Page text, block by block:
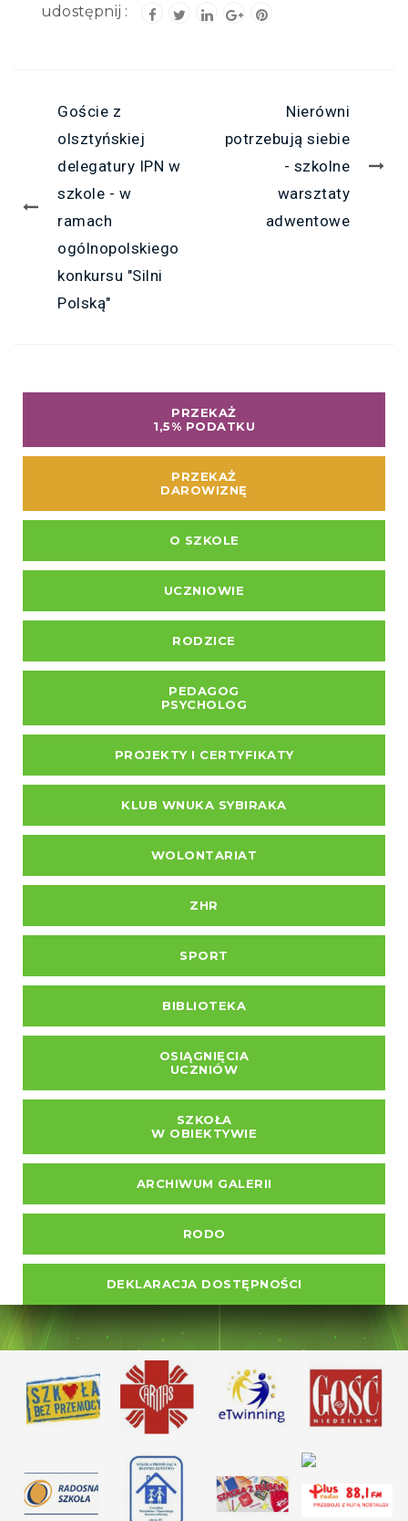
Goście z
olsztyńskiej
delegatury IPN w
szkole - w
ramach
ogólnopolskiego
konkursu "Silni
Polską"
Nierówni
potrzebują siebie
- szkolne
warsztaty
adwentowe
PRZEKAŻ
1,5% PODATKU
PRZEKAŻ
DAROWIZNĘ
O SZKOLE
UCZNIOWIE
RODZICE
PEDAGOG
PSYCHOLOG
PROJEKTY I CERTYFIKATY
KLUB WNUKA SYBIRAKA
WOLONTARIAT
ZHR
SPORT
BIBLIOTEKA
OSIĄGNIĘCIA
UCZNIÓW
SZKOŁA
W OBIEKTYWIE
ARCHIWUM GALERII
RODO
DEKLARACJA DOSTĘPNOŚCI